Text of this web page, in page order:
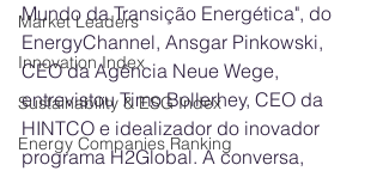
Market Leaders
Innovation Index
Sustainability & ESG Index
Energy Companies Ranking
Mundo da Transição Energética", do
EnergyChannel, Ansgar Pinkowski,
CEO da Agência Neue Wege,
entrevistou Timo Bollerhey, CEO da
HINTCO e idealizador do inovador
programa H2Global. A conversa,